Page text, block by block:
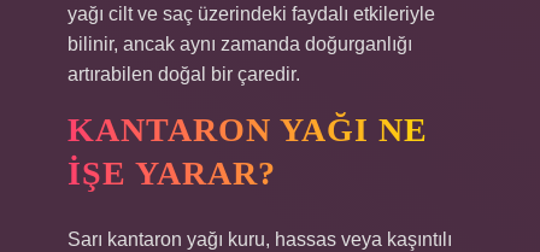
yağı cilt ve saç üzerindeki faydalı etkileriyle
bilinir, ancak aynı zamanda doğurganlığı
artırabilen doğal bir çaredir.
KANTARON YAĞI NE
IŞE YARAR?
Sarı kantaron yağı kuru, hassas veya kaşıntılı